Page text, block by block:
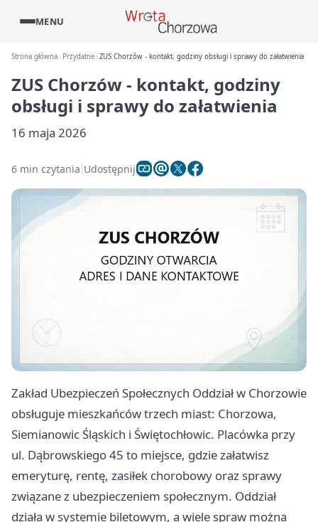
MENU
Strona główna Przydatne ZUS Chorzów - kontakt, godziny obsługi i sprawy do załatwienia
ZUS Chorzów - kontakt, godziny
obsługi i sprawy do załatwienia
16 maja 2026
6 min czytania Udostępnij
Zakład Ubezpieczeń Społecznych Oddział w Chorzowie
obsługuje mieszkańców trzech miast: Chorzowa,
Siemianowic Śląskich i Świętochłowic. Placówka przy
ul. Dąbrowskiego 45 to miejsce, gdzie załatwisz
emeryturę, rentę, zasiłek chorobowy oraz sprawy
związane z ubezpieczeniem społecznym. Oddział
działa w systemie biletowym, a wiele spraw można